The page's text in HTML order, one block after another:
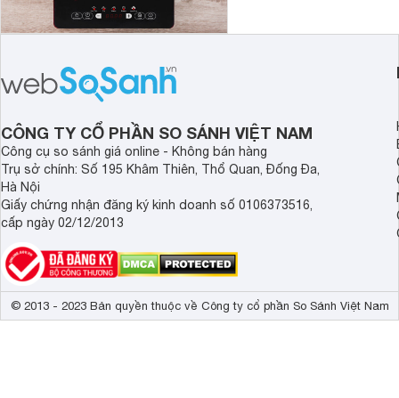
CÔNG TY CỔ PHẦN SO SÁNH VIỆT NAM
Công cụ so sánh giá online - Không bán hàng
Trụ sở chính: Số 195 Khâm Thiên, Thổ Quan, Đống Đa,
Hà Nội
Giấy chứng nhận đăng ký kinh doanh số 0106373516,
cấp ngày 02/12/2013
© 2013 - 2023 Bản quyền thuộc về Công ty cổ phần So Sánh Việt Nam